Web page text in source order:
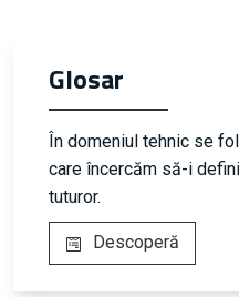
Glosar
În domeniul tehnic se
care încercăm să-i
tuturor.
Descoperă